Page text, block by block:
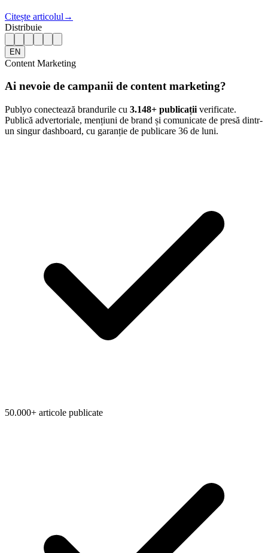
Citește articolul →
Distribuie
EN
Content Marketing
Ai nevoie de campanii de content marketing?
Publyo conectează brandurile cu 3.148+ publicații verificate.
Publică advertoriale, mențiuni de brand și comunicate de presă dintr-
un singur dashboard, cu garanție de publicare 36 de luni.
50.000+ articole publicate